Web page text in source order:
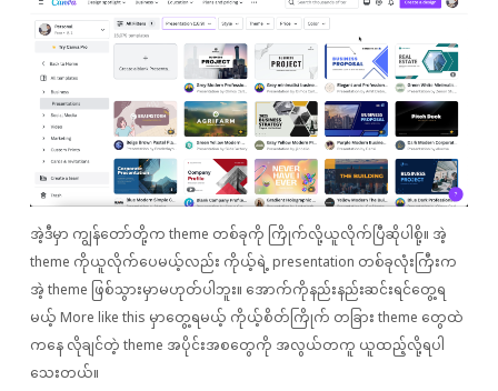
အဲ့ဒီမှာ ကျွန်တော်တို့က theme တစ်ခုကို ကြိုက်လို့ယူလိုက်ပြီဆိုပါစို့။ အဲ့
theme ကိုယူလိုက်ပေမယ့်လည်း ကိုယ့်ရဲ့ presentation တစ်ခုလုံးကြီးက
အဲ့ theme ဖြစ်သွားမှာမဟုတ်ပါဘူး။ အောက်ကိုနည်းနည်းဆင်းရင်တွေ့ရ
မယ့် More like this မှာတွေ့ရမယ့် ကိုယ့်စိတ်ကြိုက် တခြား theme ‌တွေထဲ
ကနေ လိုချင်တဲ့ theme အပိုင်းအစတွေကို အလွယ်တကူ ယူထည့်လို့ရပါ
သေးတယ်။